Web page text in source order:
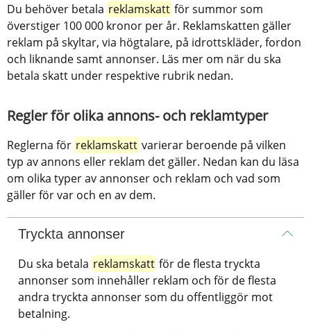
Du behöver betala reklamskatt för summor som
överstiger 100 000 kronor per år. Reklamskatten gäller
reklam på skyltar, via högtalare, på idrottskläder, fordon
och liknande samt annonser. Läs mer om när du ska
betala skatt under respektive rubrik nedan.
Regler för olika annons- och reklamtyper
Reglerna för reklamskatt varierar beroende på vilken
typ av annons eller reklam det gäller. Nedan kan du läsa
om olika typer av annonser och reklam och vad som
gäller för var och en av dem.
Tryckta annonser
Du ska betala reklamskatt för de flesta tryckta
annonser som innehåller reklam och för de flesta
andra tryckta annonser som du offentliggör mot
betalning.